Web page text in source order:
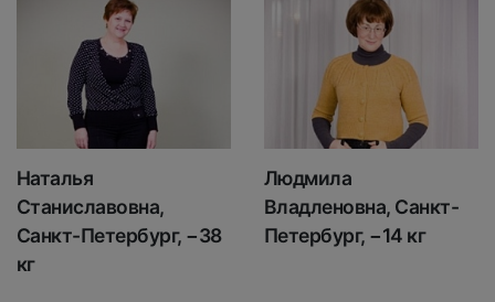
Наталья
Станиславовна,
Санкт-Петербург, −38
кг
Людмила
Владленовна, Санкт-
Петербург, −14 кг